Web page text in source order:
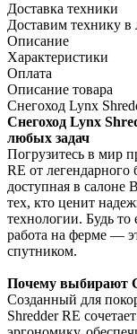
Доставка техники
Доставим технику
Описание
Характеристики
Оплата
Описание товара
Снегоход Lynx
Снегоход Lynx
любых задач
Погрузитесь в мир
RE от легендарного
доступная в салоне
тех, кто ценит
технологии. Будь то
работа на ферме —
спутником.
Почему выбирают
Созданный для
Shredder RE